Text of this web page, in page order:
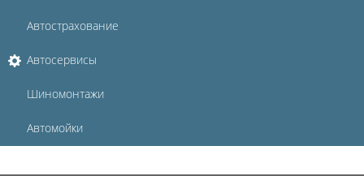
Автострахование
Автосервисы
Шиномонтажи
Автомойки